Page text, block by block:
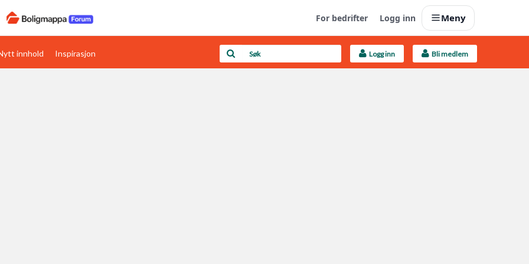
For bedrifter Logg inn Meny
Boligens papirer Last opp selv
innhold Inspirasjon Logg inn Bli medlem